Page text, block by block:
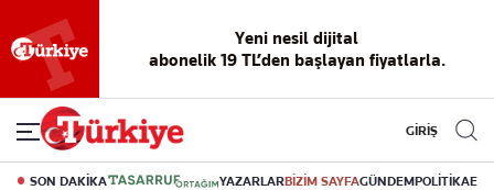
Yeni nesil dijital
abonelik 19 TL’den başlayan fiyatlarla.
GİRİŞ
SON DAKİKA YAZARLARBİZİM SAYFAGÜNDEMPOLİTİKA